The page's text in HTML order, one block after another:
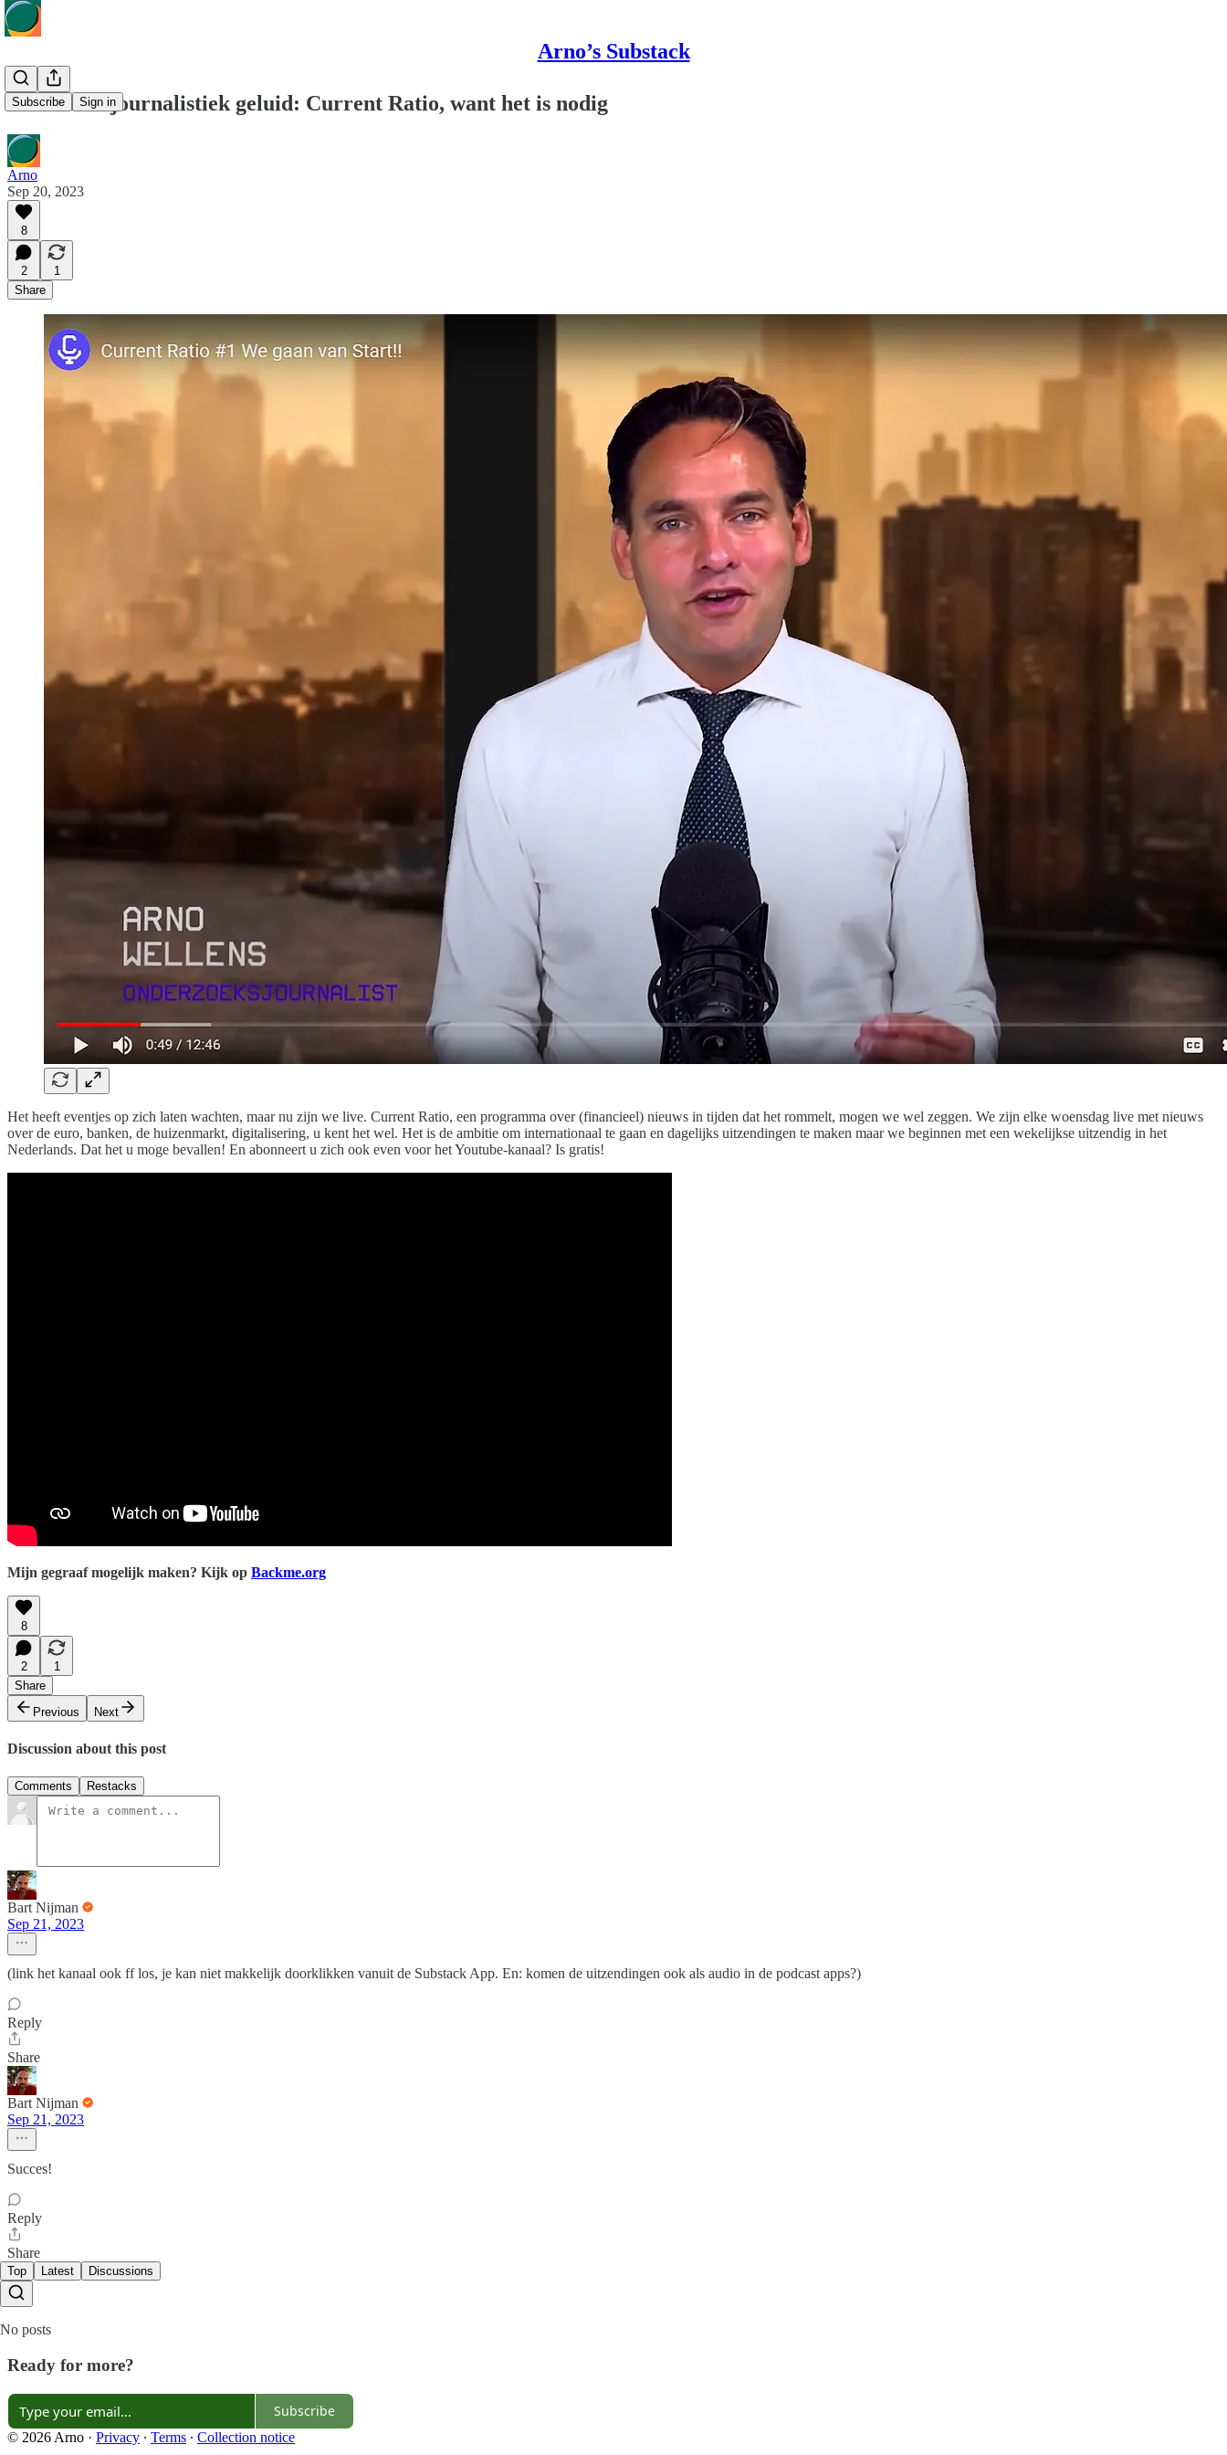
Arno’s Substack
Subscribe Sign in
Een nieuw journalistiek geluid: Current Ratio, want het is nodig
Arno
Sep 20, 2023
8
2
1
Share
Het heeft eventjes op zich laten wachten, maar nu zijn we live. Current Ratio, een programma over (financieel) nieuws in tijden dat het rommelt, mogen we wel zeggen. We zijn elke woensdag live met nieuws
over de euro, banken, de huizenmarkt, digitalisering, u kent het wel. Het is de ambitie om internationaal te gaan en dagelijks uitzendingen te maken maar we beginnen met een wekelijkse uitzendig in het
Nederlands. Dat het u moge bevallen! En abonneert u zich ook even voor het Youtube-kanaal? Is gratis!
Mijn gegraaf mogelijk maken? Kijk op Backme.org
8
2
1
Share
Previous
Next
Discussion about this post
Comments Restacks
Bart Nijman
Sep 21, 2023
(link het kanaal ook ff los, je kan niet makkelijk doorklikken vanuit de Substack App. En: komen de uitzendingen ook als audio in de podcast apps?)
Reply
Share
Bart Nijman
Sep 21, 2023
Succes!
Reply
Share
Top Latest Discussions
No posts
Ready for more?
Subscribe
© 2026 Arno · Privacy ∙ Terms ∙ Collection notice